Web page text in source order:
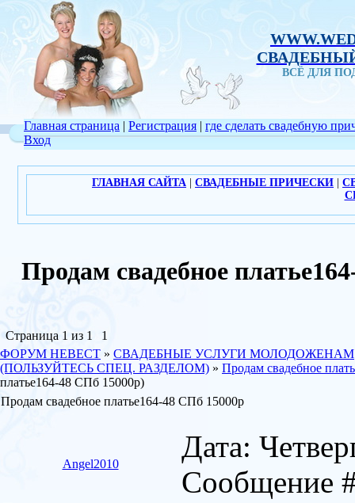
ВСЁ ДЛЯ
Главная страница | Регистрация |
Вход
где сделать свадебную
ГЛАВНАЯ САЙТА СВАДЕБНЫЕ ПРИЧЕСКИ
Продам свадебное
Страница 1 из 1
1
ФОРУМ НЕВЕСТ » СВАДЕБНЫЕ УСЛУГИ МОЛОДОЖЕНАМ
(ПОЛЬЗУЙТЕСЬ СПЕЦ. РАЗДЕЛОМ) » Продам свадебное
платье164-48 СПб 15000р)
Продам свадебное платье164-48 СПб 15000р
Angel2010
Дата:
Сообщение